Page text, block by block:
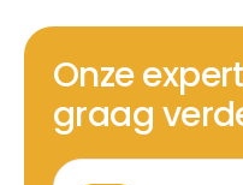
Onze
graag